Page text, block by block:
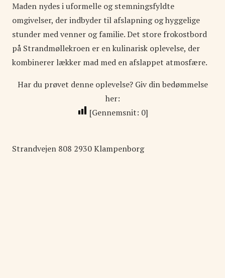
Maden nydes i uformelle og stemningsfyldte
omgivelser, der indbyder til afslapning og hyggelige
stunder med venner og familie. Det store frokostbord
på Strandmøllekroen er en kulinarisk oplevelse, der
kombinerer lækker mad med en afslappet atmosfære.
Har du prøvet denne oplevelse? Giv din bedømmelse
her:
[Gennemsnit: 0]
Strandvejen 808 2930Klampenborg